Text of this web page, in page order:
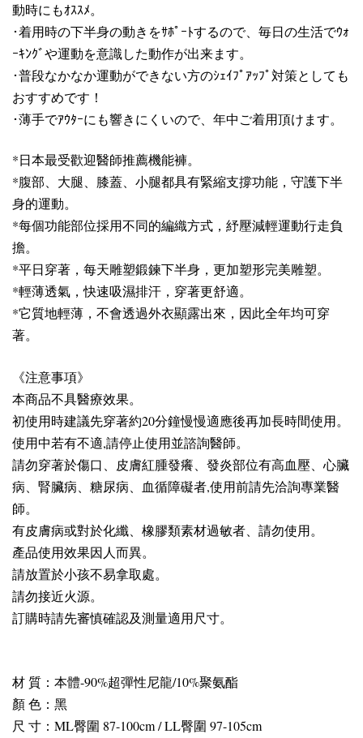
動時にもｵｽｽﾒ。
･着用時の下半身の動きをｻﾎﾟｰﾄするので、毎日の生活でｳｫ
ｰｷﾝｸﾞや運動を意識した動作が出来ます。
･普段なかなか運動ができない方のｼｪｲﾌﾟｱｯﾌﾟ対策としても
おすすめです！
･薄手でｱｳﾀｰにも響きにくいので、年中ご着用頂けます。
*日本最受歡迎醫師推薦機能褲。
*腹部、大腿、膝蓋、小腿都具有緊縮支撐功能，守護下半
身的運動。
*每個功能部位採用不同的編織方式，紓壓減輕運動行走負
擔。
*平日穿著，每天雕塑鍛鍊下半身，更加塑形完美雕塑。
*輕薄透氣，快速吸濕排汗，穿著更舒適。
*它質地輕薄，不會透過外衣顯露出來，因此全年均可穿
著。
《注意事項》
本商品不具醫療效果。
初使用時建議先穿著約20分鐘慢慢適應後再加長時間使用。
使用中若有不適,請停止使用並諮詢醫師。
請勿穿著於傷口、皮膚紅腫發癢、發炎部位有高血壓、心臟
病、腎臟病、糖尿病、血循障礙者,使用前請先洽詢專業醫
師。
有皮膚病或對於化纖、橡膠類素材過敏者、請勿使用。
產品使用效果因人而異。
請放置於小孩不易拿取處。
請勿接近火源。
訂購時請先審慎確認及測量適用尺寸。
材 質：本體-90%超彈性尼龍/10%聚氨酯
顏 色：黑
尺 寸：ML臀圍 87-100cm / LL臀圍 97-105cm